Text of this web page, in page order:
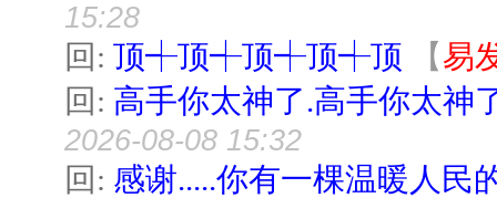
15:28
回: 顶┽顶┽顶┽顶┽顶 【易
回: 高手你太神了.高手你太神
2026-08-08 15:32
回: 感谢.....你有一棵温暖人民